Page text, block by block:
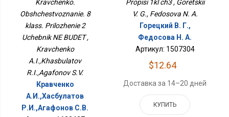
Учебник НЕ БУДЕТ
Kravchenko.
Obshchestvoznanie. 8
klass. Prilozhenie 2
Uchebnik NE BUDET ,
Kravchenko
A.I.,Khasbulatov
R.I.,Agafonov S.V.
Кравченко
А.И.,Хасбулатов
Р.И.,Агафонов С.В.
Propisi 1kl ch3 , Goretskii
V. G., Fedosova N. A.
Горецкий В. Г.,
Федосова Н. А.
Артикул: 1507304
$12.64
Доставка за 14–20 дней
КУПИТЬ